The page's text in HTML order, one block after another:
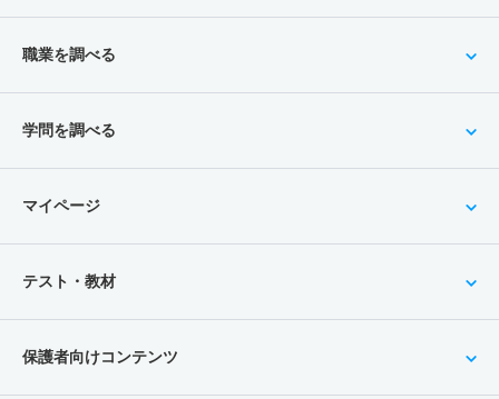
職業を調べる
学問を調べる
マイページ
テスト・教材
保護者向けコンテンツ